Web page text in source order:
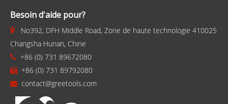
Besoin d'aide pour?
 No392, DFH Middle Road, Zone de haute technologie 410025
Changsha Hunan, Chine
 +86 (0) 731 89672080
 +86 (0) 731 89792080
 contact@greetools.com